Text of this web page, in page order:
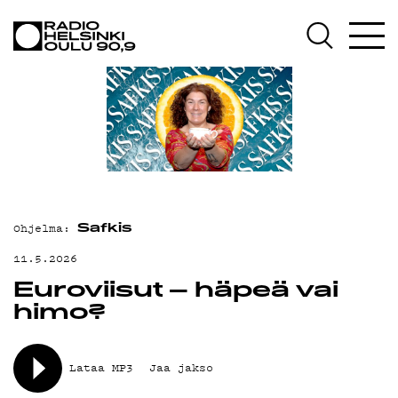
AJANKOHTAISTA
OHJELMAT
TEKIJÄT
ON-DEMAND
MAINOSTA
YHTEYSTIEDOT
G LIVELAB
YSTÄVÄKLUBI
TIETOSUOJA
Ohjelma: Safkis
11.5.2026
Euroviisut – häpeä vai
himo?
Lataa MP3 Jaa jakso